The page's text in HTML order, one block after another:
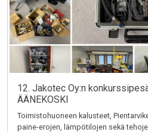
12. Jakotec Oy:n
ÄÄNEKOSKI
Toimistohuoneen kalusteet,
paine-erojen, lämpötilojen sekä